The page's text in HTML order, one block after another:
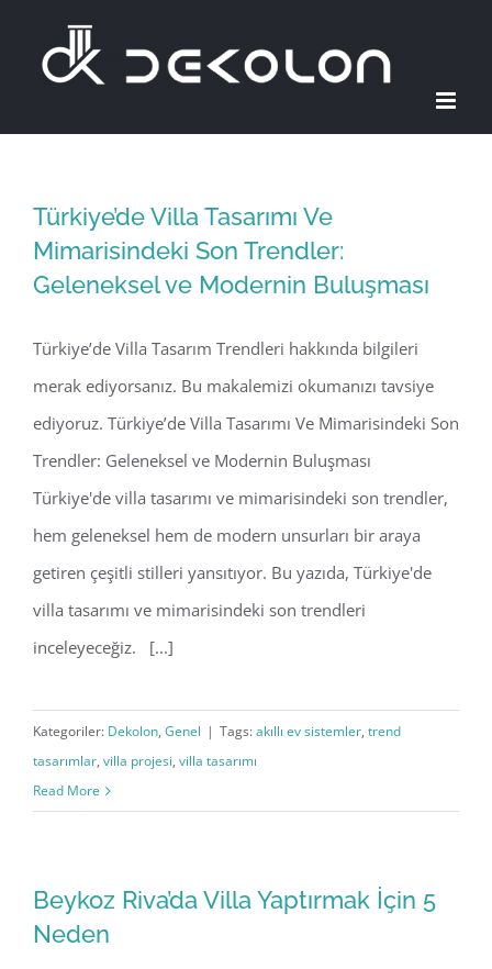
Türkiye’de Villa Tasarımı Ve
Mimarisindeki Son Trendler:
Geleneksel ve Modernin Buluşması
Türkiye’de Villa Tasarım Trendleri hakkında bilgileri
merak ediyorsanız. Bu makalemizi okumanızı tavsiye
ediyoruz. Türkiye’de Villa Tasarımı Ve Mimarisindeki Son
Trendler: Geleneksel ve Modernin Buluşması
Türkiye'de villa tasarımı ve mimarisindeki son trendler,
hem geleneksel hem de modern unsurları bir araya
getiren çeşitli stilleri yansıtıyor. Bu yazıda, Türkiye'de
villa tasarımı ve mimarisindeki son trendleri
inceleyeceğiz. [...]
Kategoriler: Dekolon, Genel | Tags:akıllı ev sistemler, trend
tasarımlar, villa projesi, villa tasarımı
Read More
Beykoz Riva’da Villa Yaptırmak İçin 5
Neden